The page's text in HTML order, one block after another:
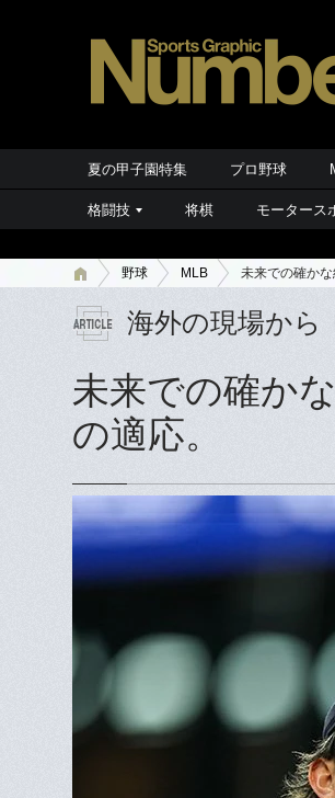
夏の甲子園特集 プロ野球
格闘技 将棋 モータース
野球 MLB 未来での確か
海外の現場から
未来での確か
の適応。